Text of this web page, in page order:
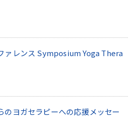
ァレンス Symposium Yoga Thera
のヨガセラピーへの応援メッセー